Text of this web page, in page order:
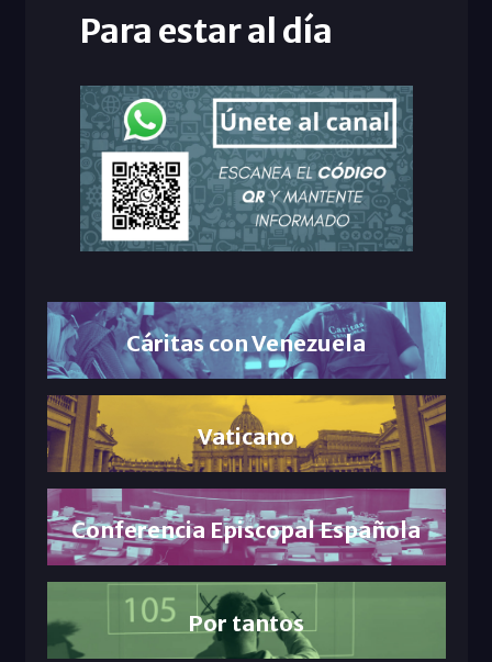
Para estar al día
Cáritas con Venezuela
Vaticano
Conferencia Episcopal Española
Por tantos